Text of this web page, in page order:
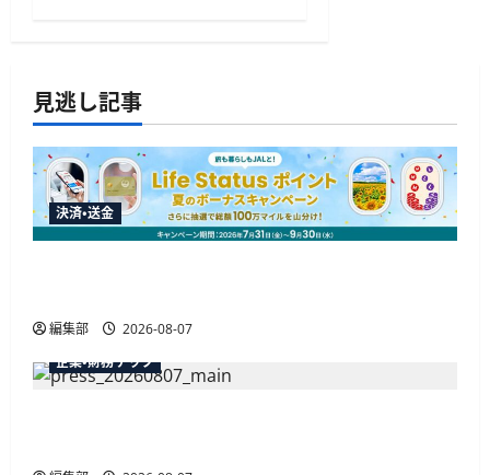
見逃し記事
決済・送金
編集部
2026-08-07
企業・財務テック